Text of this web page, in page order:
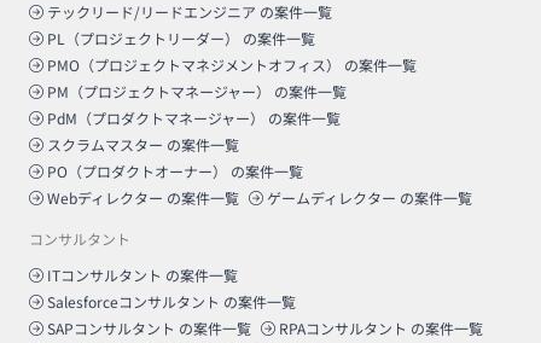
テックリード/リードエンジニア の案件一覧
PL（プロジェクトリーダー）
の案件一覧
PMO（プロジェクトマネジメントオフィス）
の案件一覧
PM（プロジェクトマネージャー）
の案件一覧
PdM（プロダクトマネージャー）
の案件一覧
スクラムマスター の案件一覧
PO（プロダクトオーナー）
の案件一覧
Webディレクター の案件一覧 ゲームディレクター の案件一覧
コンサルタント
ITコンサルタント の案件一覧
Salesforceコンサルタント の案件一覧
SAPコンサルタント の案件一覧 RPAコンサルタント の案件一覧